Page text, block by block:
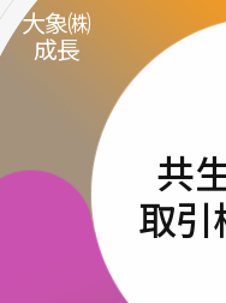
共
取引
大象㈱
成長